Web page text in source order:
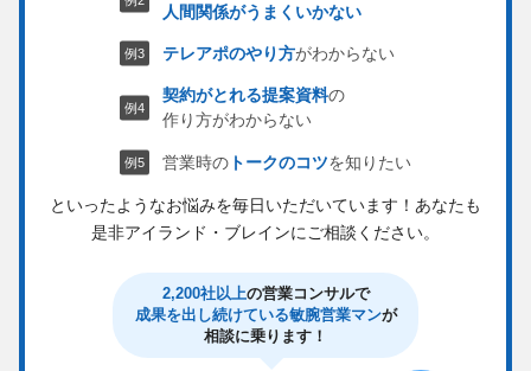
人間関係がうまくいかない
テレアポのやり方がわからない
契約がとれる提案資料の
作り方がわからない
営業時の トークのコツを知りたい
といったようなお悩みを毎日いただいています！ あなたも
是非アイランド・ブレインにご相談ください。
2,200社以上の営業コンサルで
成果を出し続けている敏腕営業マンが
相談に乗ります！